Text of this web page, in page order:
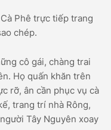
Phê trực tiếp trang
chép.
cô gái, chàng trai
Họ quấn khăn trên
rỡ, ân cần phục vụ cà
trang trí nhà Rông,
Tây Nguyên xoay